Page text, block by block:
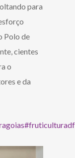
para
Polo de
cientes
o
e da
#fruticulturadf